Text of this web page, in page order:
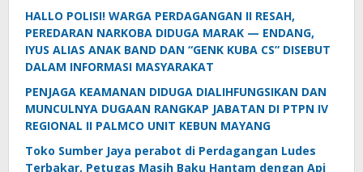
HALLO POLISI! WARGA PERDAGANGAN II RESAH,
PEREDARAN NARKOBA DIDUGA MARAK — ENDANG,
IYUS ALIAS ANAK BAND DAN “GENK KUBA CS” DISEBUT
DALAM INFORMASI MASYARAKAT
PENJAGA KEAMANAN DIDUGA DIALIHFUNGSIKAN DAN
MUNCULNYA DUGAAN RANGKAP JABATAN DI PTPN IV
REGIONAL II PALMCO UNIT KEBUN MAYANG
Toko Sumber Jaya perabot di Perdagangan Ludes
Terbakar, Petugas Masih Baku Hantam dengan Api